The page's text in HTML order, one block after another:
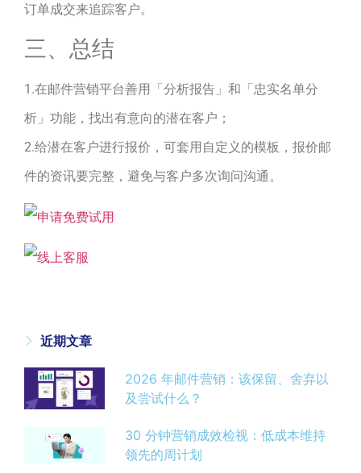
订单成交来追踪客户。
三、总结
1.在邮件营销平台善用「分析报告」和「忠实名单分
析」功能，找出有意向的潜在客户；
2.给潜在客户进行报价，可套用自定义的模板，报价邮
件的资讯要完整，避免与客户多次询问沟通。
近期文章
2026 年邮件营销：该保留、舍弃以
及尝试什么？
30 分钟营销成效检视：低成本维持
领先的周计划